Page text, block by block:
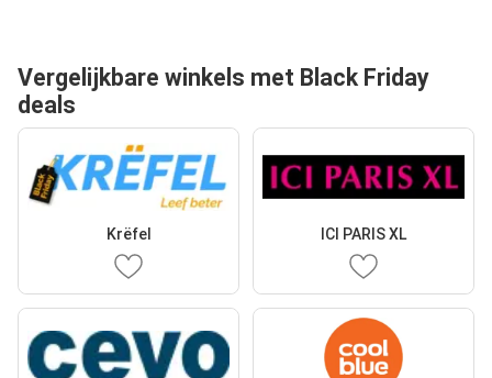
Vergelijkbare winkels met Black Friday
deals
Krëfel ICI PARIS XL